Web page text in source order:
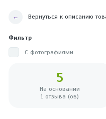
Вернуться к описанию
Фильтр
С фотографиями
5
На основании
1 отзыва (ов)